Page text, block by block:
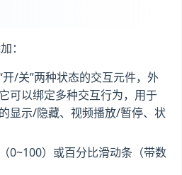
：
开/关”两种状态的交互元件，外
可以绑定多种交互行为，用于
显示/隐藏、视频播放/暂停、状
0~100）或百分比滑动条（带数